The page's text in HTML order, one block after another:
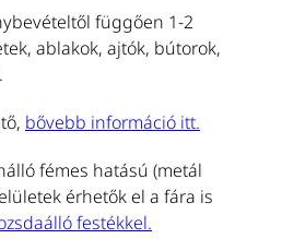
függően 1-2
ablakok, ajtók, bútorok,
bővebb információ itt.
fémes hatású (metál
érhetők el a fára is
festékkel.